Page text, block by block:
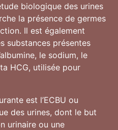
biologique des urines
la présence de germes
Il est également
substances présentes
le sodium, le
HCG, utilisée pour
est l’ECBU ou
des urines, dont le but
urinaire ou une